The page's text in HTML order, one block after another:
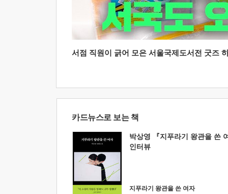
서점 직원이 긁어 모은 서울국제도서전 굿즈
카드뉴스로 보는 책
박상영 『지푸라기 왕관을 쓴
인터뷰
지푸라기 왕관을 쓴 여자